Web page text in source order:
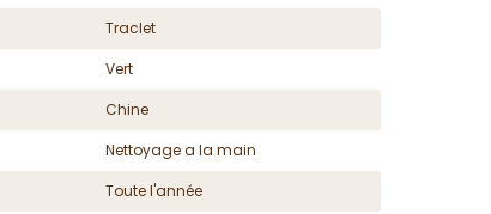
Traclet
Vert
Chine
Nettoyage a la main
Toute l'année